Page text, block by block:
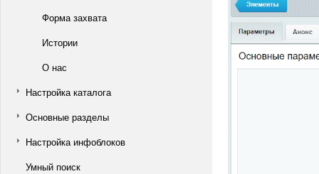
Форма захвата
Истории
О нас
Настройка каталога
Основные разделы
Настройка инфоблоков
Умный поиск